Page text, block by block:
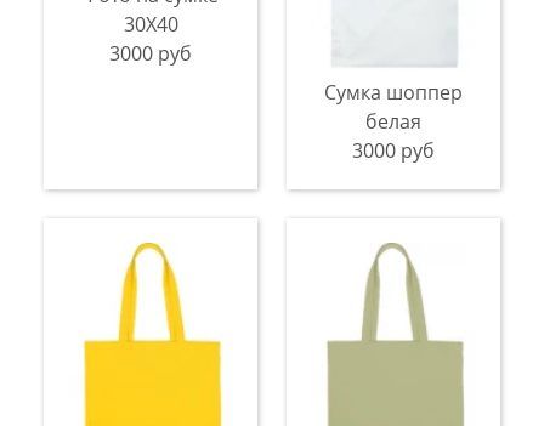
30Х40
3000 руб
Сумка шоппер
белая
3000 руб